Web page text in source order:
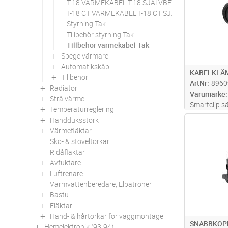
T-18 VÄRMEKABEL T-18 SJÄLVBEGR
T-18 CT VÄRMEKABEL T-18 CT SJÄLVBEGR
Styrning Tak
Tillbehör styrning Tak
Tillbehör värmekabel Tak
Spegelvärmare
Automatikskåp
Tillbehör
Radiator
Strålvärme
Temperaturreglering
Handduksstork
Värmefläktar
Sko- & stöveltorkar
Ridåfläktar
Avfuktare
Luftrenare
Varmvattenberedare, Elpatroner
Bastu
Fläktar
Hand- & hårtorkar för väggmontage
ArtNr
Varumärke
Smartclip
väderlek.